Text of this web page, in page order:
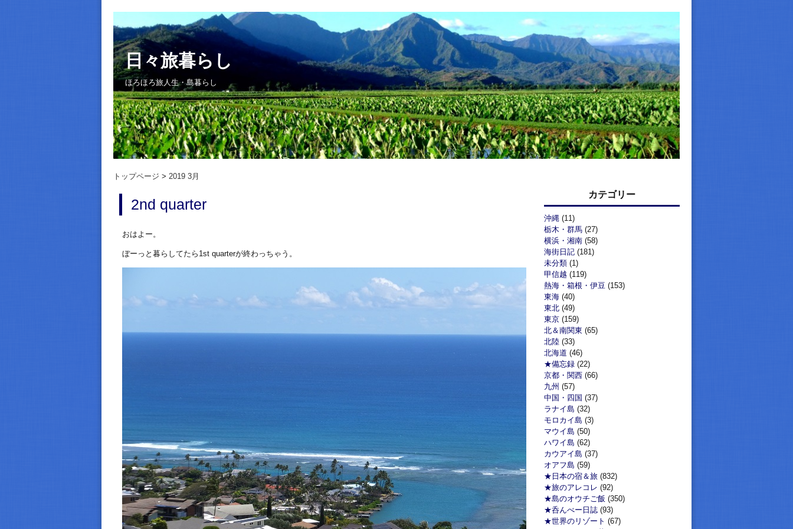
日々旅暮らし
ほろほろ旅人生・島暮らし
トップページ 2019 3月
2nd quarter
おはよー。
ぼーっと暮らしてたら1st quarterが終わっちゃう。
カテゴリー
沖縄 (11)
栃木・群馬 (27)
横浜・湘南 (58)
海街日記 (181)
未分類 (1)
甲信越 (119)
熱海・箱根・伊豆 (153)
東海 (40)
東北 (49)
東京 (159)
北＆南関東 (65)
北陸 (33)
北海道 (46)
★備忘録 (22)
京都・関西 (66)
九州 (57)
中国・四国 (37)
ラナイ島 (32)
モロカイ島 (3)
マウイ島 (50)
ハワイ島 (62)
カウアイ島 (37)
オアフ島 (59)
★日本の宿＆旅 (832)
★旅のアレコレ (92)
★島のオウチご飯 (350)
★呑んべー日誌 (93)
★世界のリゾート (67)